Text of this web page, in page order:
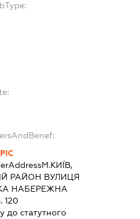
М.КИЇВ,
РАЙОН ВУЛИЦЯ
НАБЕРЕЖНА
120
до статутного